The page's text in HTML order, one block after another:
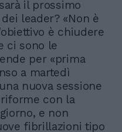
il prossimo
leader? «Non è
è chiudere
ci sono le
per «prima
a martedì
nuova sessione
con la
e non
fibrillazioni tipo